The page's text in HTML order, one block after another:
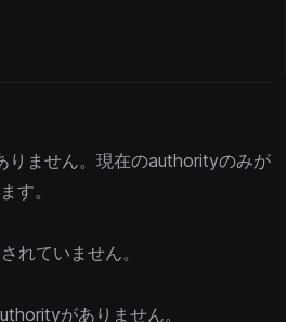
りません。現在のauthorityのみが
す。
れていません。
がありません。